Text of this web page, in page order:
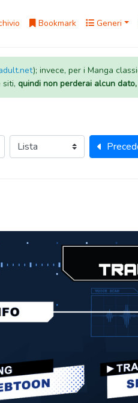
Bookmark Generi
); invece, per i Manga
quindi non perderai alcun